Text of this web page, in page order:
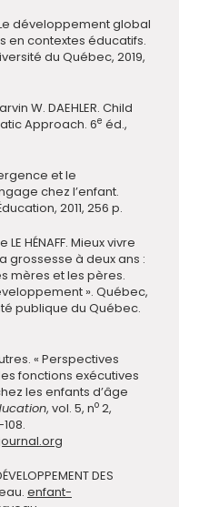
développement global
en contextes éducatifs.
du Québec, 2019,
W. DAEHLER. Child
Approach. 6e éd.,
et le
chez l’enfant.
2011, 256 p.
HÉNAFF. Mieux vivre
grossesse à deux ans :
mères et les pères.
». Québec,
publique du Québec.
« Perspectives
fonctions exécutives
les enfants d’âge
, vol. 5, no 2,
DES
enfant-